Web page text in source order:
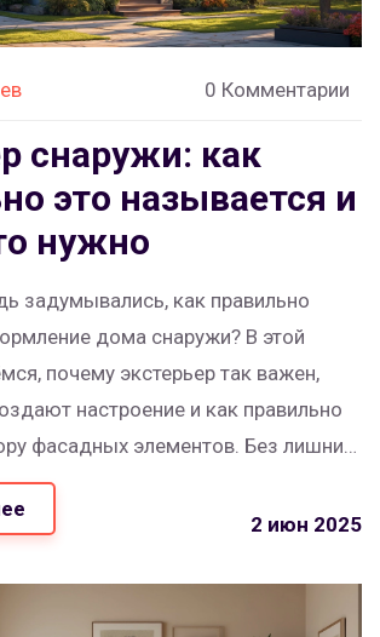
0 Комментарии
снаружи: как
это называется и
нужно
задумывались, как правильно
дома снаружи? В этой
почему экстерьер так важен,
настроение и как правильно
фасадных элементов. Без лишних
полезная информация, советы и
Читайте, чтобы ваш дом2 июн 2025